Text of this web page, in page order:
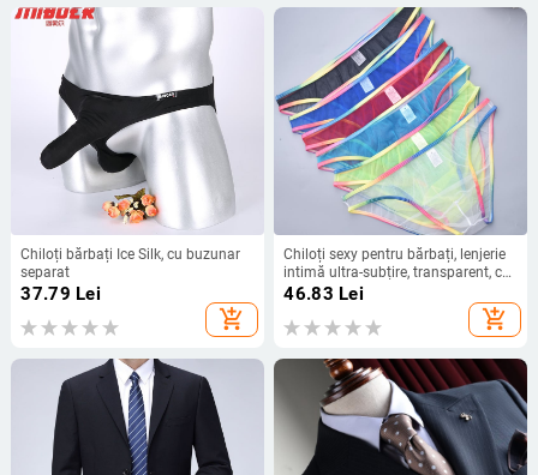
Chiloți bărbați Ice Silk, cu buzunar
separat
37.79 Lei
add_shopping_cart
Chiloți sexy pentru bărbați, lenjerie
intimă ultra-subțire, transparent, cu
margini curcubeu, plasă sexy,
lenjerie intimă pentru bărbați B903
46.83 Lei
add_shopping_cart